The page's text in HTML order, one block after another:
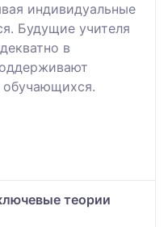
индивидуальные
Будущие учителя
в
обучающихся.
теории